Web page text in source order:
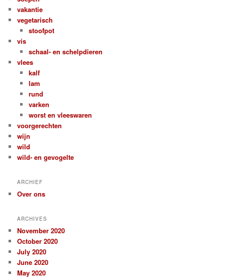
vakantie
vegetarisch
stoofpot
vis
schaal- en schelpdieren
vlees
kalf
lam
rund
varken
worst en vleeswaren
voorgerechten
wijn
wild
wild- en gevogelte
ARCHIEF
Over ons
ARCHIVES
November 2020
October 2020
July 2020
June 2020
May 2020